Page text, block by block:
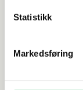
Statistikk
Markedsføring